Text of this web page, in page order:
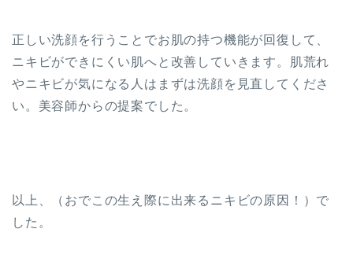
正しい洗顔を行うことでお肌の持つ機能が回復して、
ニキビができにくい肌へと改善していきます。肌荒れ
やニキビが気になる人はまずは洗顔を見直してくださ
い。美容師からの提案でした。
以上、（おでこの生え際に出来るニキビの原因！）で
した。